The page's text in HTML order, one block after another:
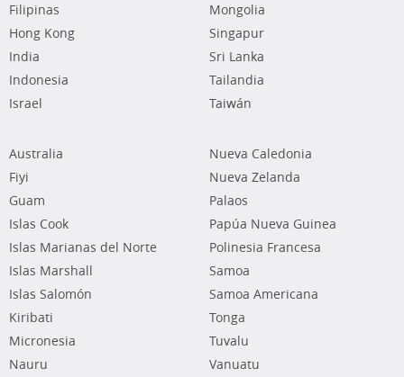
Filipinas
Hong Kong
India
Indonesia
Israel
Mongolia
Singapur
Sri Lanka
Tailandia
Taiwán
Australia
Fiyi
Guam
Islas Cook
Islas Marianas del Norte
Islas Marshall
Islas Salomón
Kiribati
Micronesia
Nauru
Nueva Caledonia
Nueva Zelanda
Palaos
Papúa Nueva Guinea
Polinesia Francesa
Samoa
Samoa Americana
Tonga
Tuvalu
Vanuatu